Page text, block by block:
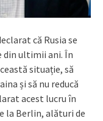
că Rusia se
din ultimii ani. În
situație, să
și să nu reducă
acest lucru în
la Berlin, alături de